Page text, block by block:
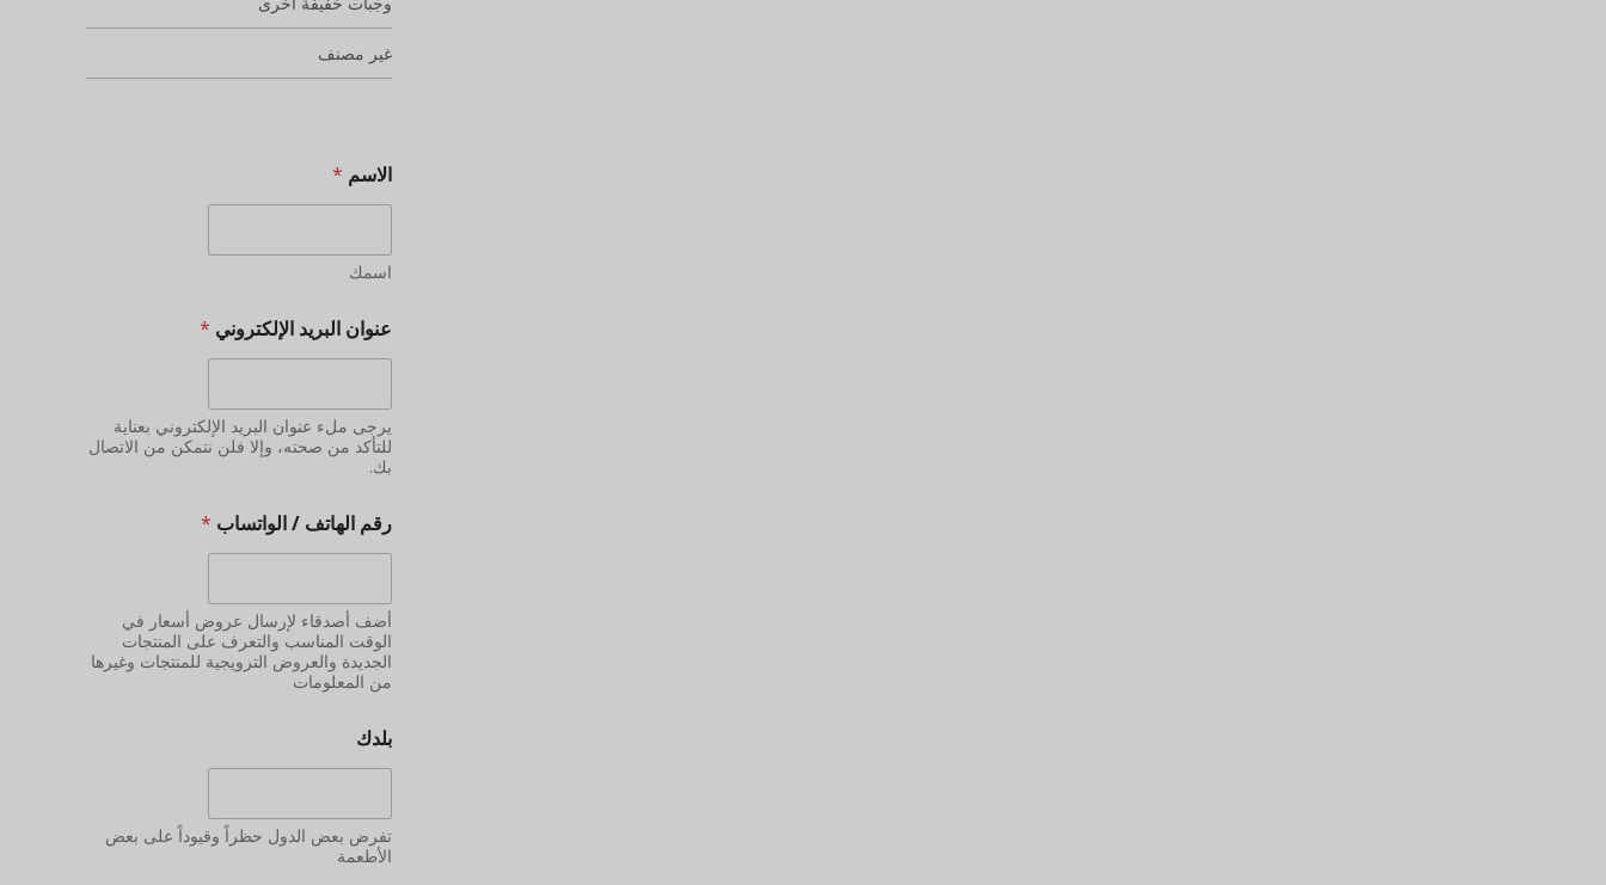
غير مصنف
الاسم *
اسمك
عنوان البريد الإلكتروني *
يرجى ملء عنوان البريد الإلكتروني بعناية
للتأكد من صحته، وإلا فلن نتمكن من الاتصال
بك.
رقم الهاتف / الواتساب *
أضف أصدقاء لإرسال عروض أسعار في
الوقت المناسب والتعرف على المنتجات
الجديدة والعروض الترويجية للمنتجات وغيرها
من المعلومات
بلدك
تفرض بعض الدول حظراً وقيوداً على بعض
الأطعمة